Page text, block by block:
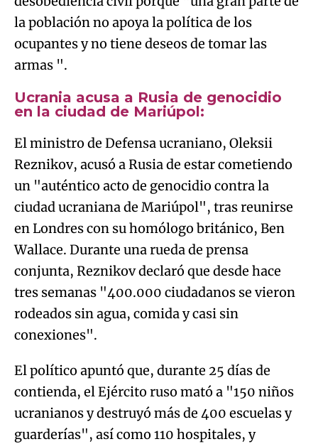
la población no apoya la política de los
ocupantes y no tiene deseos de tomar las
armas ".
Ucrania acusa a Rusia de genocidio
en la ciudad de Mariúpol:
El ministro de Defensa ucraniano, Oleksii
Reznikov, acusó a Rusia de estar cometiendo
un "auténtico acto de genocidio contra la
ciudad ucraniana de Mariúpol", tras reunirse
en Londres con su homólogo británico, Ben
Wallace. Durante una rueda de prensa
conjunta, Reznikov declaró que desde hace
tres semanas "400.000 ciudadanos se vieron
rodeados sin agua, comida y casi sin
conexiones".
El político apuntó que, durante 25 días de
contienda, el Ejército ruso mató a "150 niños
ucranianos y destruyó más de 400 escuelas y
guarderías", así como 110 hospitales, y